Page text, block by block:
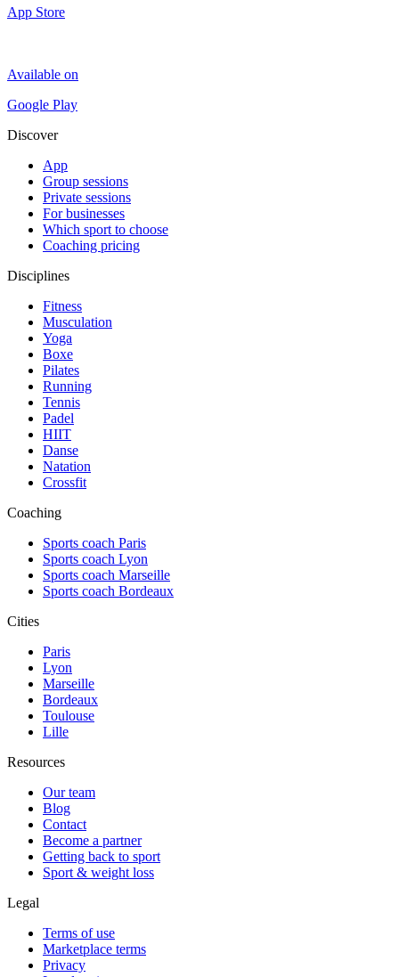
App Store
Available on
Google Play
Discover
App
Group sessions
Private sessions
For businesses
Which sport to choose
Coaching pricing
Disciplines
Fitness
Musculation
Yoga
Boxe
Pilates
Running
Tennis
Padel
HIIT
Danse
Natation
Crossfit
Coaching
Sports coach Paris
Sports coach Lyon
Sports coach Marseille
Sports coach Bordeaux
Cities
Paris
Lyon
Marseille
Bordeaux
Toulouse
Lille
Resources
Our team
Blog
Contact
Become a partner
Getting back to sport
Sport & weight loss
Legal
Terms of use
Marketplace terms
Privacy